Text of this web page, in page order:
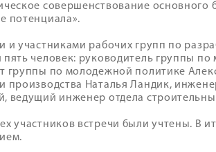
совершенствование основного
потенциала».
и участниками рабочих групп по
пять человек: руководитель группы
группы по молодежной политике
производства Наталья Ландик,
ведущий инженер отдела
участников встречи были учтены. В